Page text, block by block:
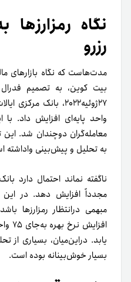
نگاه
رزرو
مدت‌هاست که نگاه بازارهای
بیت کوین، به تصمیم
واحد پایه‌‌ای افزایش داد.
معامله‌گران دوچندان شد. این
به تحلیل و پیش‌بینی وا‌داشته
ناگفته نماند احتمال دارد
مجدداً افزایش دهد. در
مبهمی درانتظار رمز‌ارزها
یابد. دراین‌میان، بسیاری از
بسیار خوش‌بینانه بوده است.